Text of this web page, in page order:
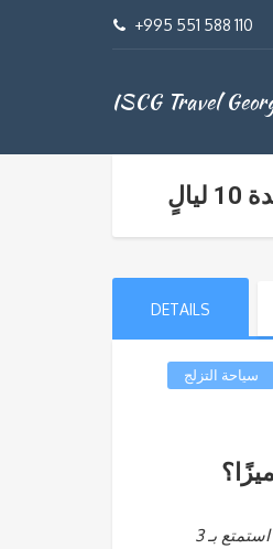
+995 551 588 110
ISCG Travel
DETAILS
سياحة التزلج
انطلق في مغامرة تزلج لمدة 10 ليالٍ في المناظر الخلّابة لجورجيا، بدءًا وانتهاءً في العاصمة الحيوية تبليسي. استمتع بـ 3